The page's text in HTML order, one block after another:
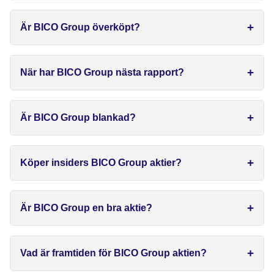
Är BICO Group överköpt?
När har BICO Group nästa rapport?
Är BICO Group blankad?
Köper insiders BICO Group aktier?
Är BICO Group en bra aktie?
Vad är framtiden för BICO Group aktien?